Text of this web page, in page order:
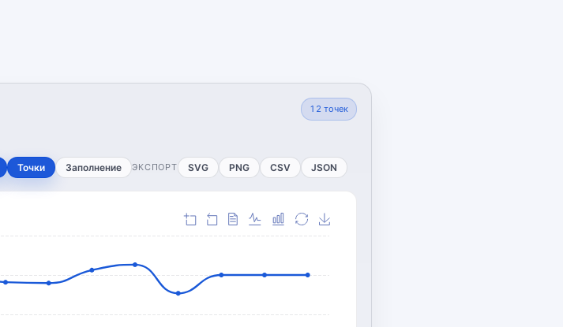
12 точек
Точки Заполнение ЭКСПОРТ SVG PNG CSV JSON